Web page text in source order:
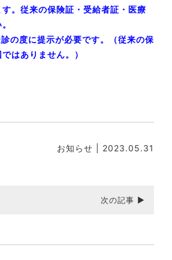
。従来の保険証・受給者証・医療
の度に提示が必要です。（従来の保
はありません。）
お知らせ | 2023.05.31
次の記事 ▶